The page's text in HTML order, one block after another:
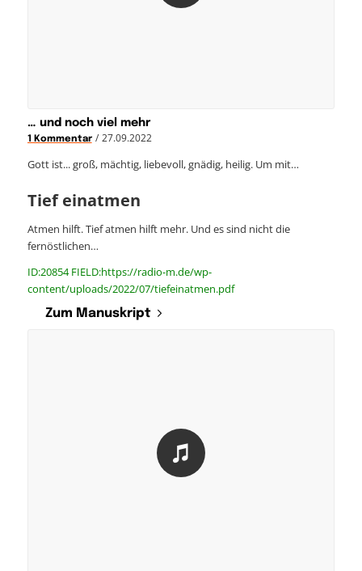
… und noch viel mehr
1 Kommentar / 27.09.2022
Gott ist... groß, mächtig, liebevoll, gnädig, heilig. Um mit…
Tief einatmen
Atmen hilft. Tief atmen hilft mehr. Und es sind nicht die
fernöstlichen…
ID:20854 FIELD:https://radio-m.de/wp-
content/uploads/2022/07/tiefeinatmen.pdf
Zum Manuskript